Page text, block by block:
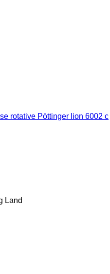
rotative Pöttinger lion 6002 c
Land